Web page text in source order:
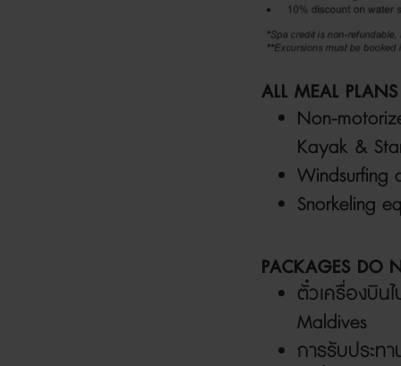
ALL MEAL
Non-
Kayak &
Windsurfing
Snorkeling
PACKAGES DO
ตั๋วเครื่องบิน
Maldives
การรับประท